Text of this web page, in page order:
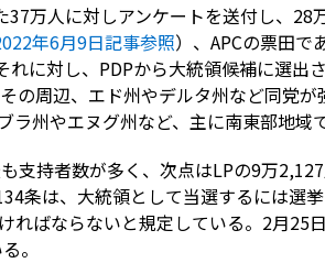
万人に対しアンケートを送付し、28
年6月9日記事参照）、APCの票田で
に対し、PDPから大統領候補に選出
の周辺、エド州やデルタ州など同党
州やエヌグ州など、主に南東部地域
支持者数が多く、次点はLPの9万
条は、大統領として当選するには選
ればならないと規定している。2月25
。